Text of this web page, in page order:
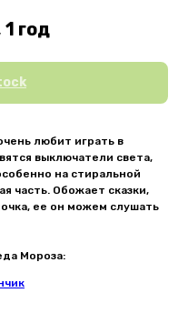
год
любит играть в
выключатели света,
на стиральной
часть. Обожает сказки,
ее он можем слушать
Мороза: